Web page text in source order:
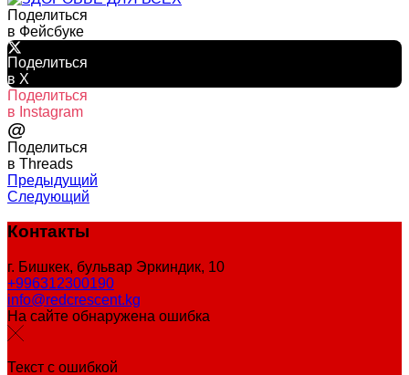
Поделиться
в Фейсбуке
Поделиться
в X
Поделиться
в Instagram
@
Поделиться
в Threads
Предыдущий
Следующий
Контакты
г. Бишкек, бульвар Эркиндик, 10
+996312300190
info@redcrescent.kg
На сайте обнаружена ошибка
Текст с ошибкой